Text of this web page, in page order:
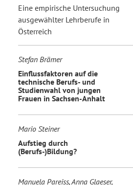
Eine empirische Untersuchung
ausgewählter Lehrberufe in
Österreich
Stefan Brämer
Einflussfaktoren auf die
technische Berufs- und
Studienwahl von jungen
Frauen in Sachsen-Anhalt
Mario Steiner
Aufstieg durch
(Berufs-)Bildung?
Manuela Pareiss, Anna Glaeser,